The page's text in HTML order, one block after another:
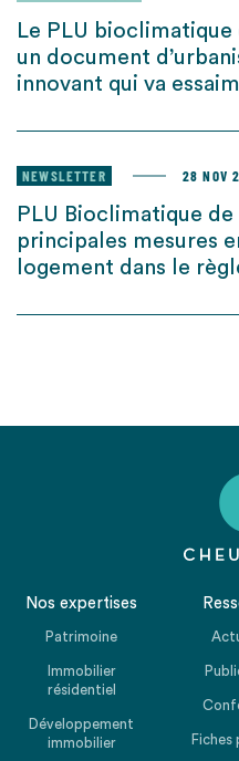
Le PLU
un document
innovant qui va
NEWSLETTER 28 NOV
PLU Bioclimatique
principales mesures
logement dans le
Nos expertises
Patrimoine
Immobilier
résidentiel
Développement
immobilier
Fiches